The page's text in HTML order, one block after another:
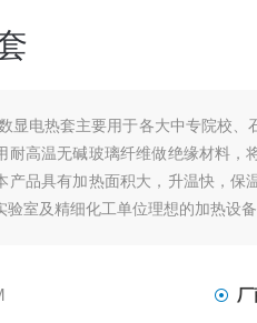
显电热套主要用于各大中专院校
耐高温无碱玻璃纤维做绝缘材料，
产品具有加热面积大，升温快，保
验室及精细化工单位理想的加热设备
厂